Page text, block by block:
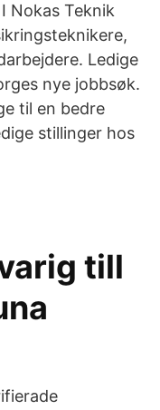
Nokas Teknik
Ledige
nye jobbsøk.
til en bedre
stillinger hos
till